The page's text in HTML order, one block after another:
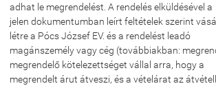
adhat le megrendelést. A rendelés elküldésével a
jelen dokumentumban leírt feltételek szerint
létre a Pócs József EV. és a rendelést leadó
magánszemély vagy cég (továbbiakban:
megrendelő kötelezettséget vállal arra, hogy a
megrendelt árut átveszi, és a vételárat az